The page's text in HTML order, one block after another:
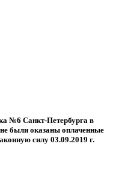
№6 Санкт-Петербурга в
были оказаны оплаченные
силу 03.09.2019 г.